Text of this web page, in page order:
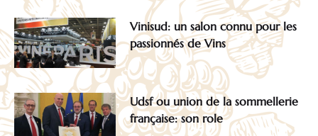
Vinisud: un salon connu pour les
passionnés de Vins
Udsf ou union de la sommellerie
française: son role